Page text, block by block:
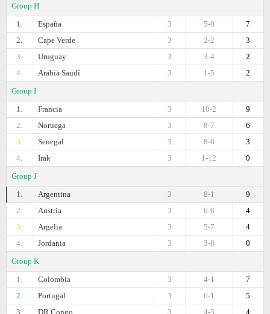
Group H
1.
España 7
5-0
3
2.
Cape Verde 3
2-2
3
3.
Uruguay 2
3-4
3
4.
Arabia Saudí 2
1-5
3
Group I
1.
Francia 9
10-2
3
2.
Noruega 6
8-7
3
3.
Senegal 3
8-6
3
4.
Irak 0
1-12
3
Group J
1.
Argentina 9
8-1
3
2.
Austria 4
6-6
3
3.
Argelia 4
5-7
3
4.
Jordania 0
3-8
3
Group K
1.
Colombia 7
4-1
3
2.
Portugal 5
6-1
3
3.
DR Congo 4
4-3
3